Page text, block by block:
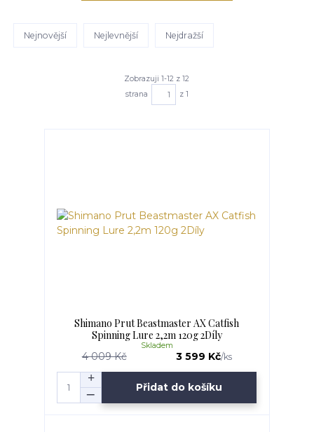
Nejnovější Nejlevnější Nejdražší
Zobrazuji 1-12 z 12
strana
z 1
Shimano Prut Beastmaster AX Catfish
Spinning Lure 2,2m 120g 2Díly
4 009 Kč 3 599 Kč/ks
Skladem
Přidat do košíku